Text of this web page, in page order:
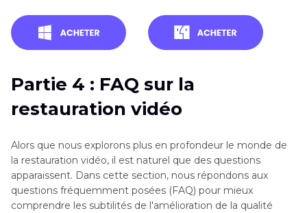
Partie 4 : FAQ sur la
restauration vidéo
Alors que nous explorons plus en profondeur le monde de
la restauration vidéo, il est naturel que des questions
apparaissent. Dans cette section, nous répondons aux
questions fréquemment posées (FAQ) pour mieux
comprendre les subtilités de l'amélioration de la qualité